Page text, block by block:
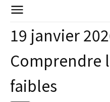
19 janvier
Comprendre
faibles